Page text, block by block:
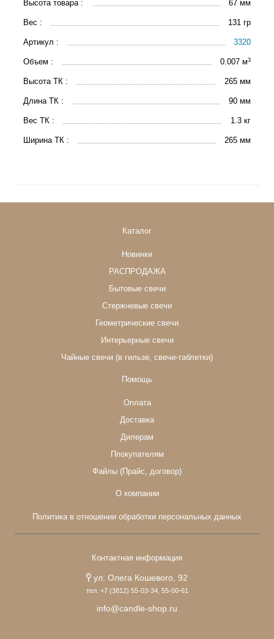
Высота товара : 67 мм
Вес : 131 гр
Артикул : 3320
Объем : 0.007 м3
Высота ТК : 265 мм
Длина ТК : 90 мм
Вес ТК : 1.3 кг
Ширина ТК : 265 мм
Каталог
Новинки
РАСПРОДАЖА
Бытовые свечи
Стержневые свечи
Геометрические свечи
Интерьерные свечи
Чайные свечи (в гильзе, свечи-таблетки)
Помощь
Оплата
Доставка
Дилерам
Ппокупателям
Файлы (Прайс, договор)
О компании
Политика в отношении обработки персональных данных
Контактная информация
ул. Олега Кошевого, 92
тел. +7 (3812) 55-03-34, 55-00-61
info@candle-shop.ru